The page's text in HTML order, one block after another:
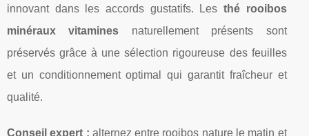
innovant dans les accords gustatifs. Les thé rooibos
minéraux vitamines naturellement présents sont
préservés grâce à une sélection rigoureuse des feuilles
et un conditionnement optimal qui garantit fraîcheur et
qualité.
Conseil expert : alternez entre rooibos nature le matin et